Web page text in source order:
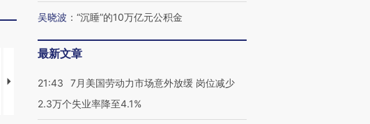
马航飞行员跨国走私7万
视线｜被称为“蟑螂”的印
育部长拱下台
视线｜“入侵”还是“人道危
吴晓波 ： “沉睡”的10万亿元公积金
最新文章
21:43
7月美国劳动力市场意外放缓 岗位减少
2.3万个失业率降至4.1%